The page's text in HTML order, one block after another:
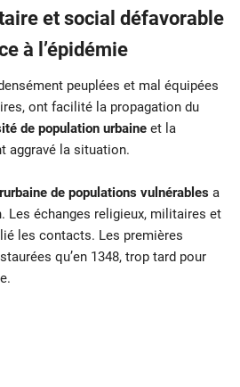
et social défavorable
à l’épidémie
peuplées et mal équipées
ont facilité la propagation du
de population urbaine et la
aggravé la situation.
de populations vulnérables a
Les échanges religieux, militaires et
les contacts. Les premières
qu’en 1348, trop tard pour